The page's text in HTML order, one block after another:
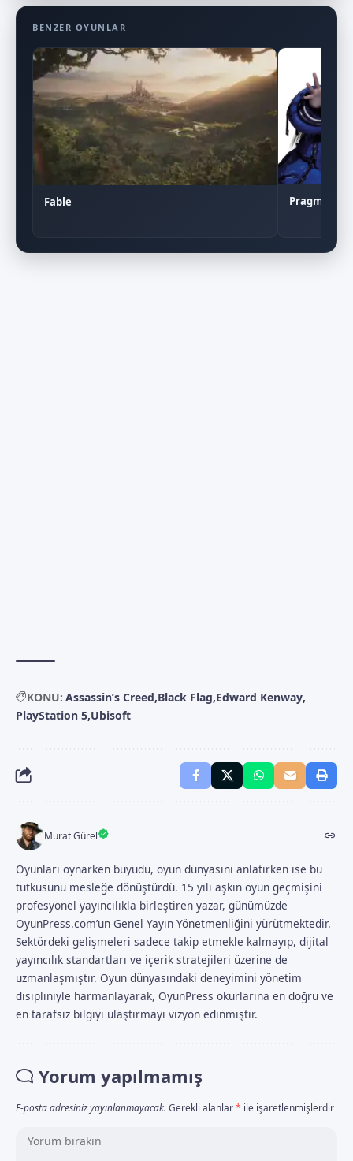
BENZER OYUNLAR
Fable Pragmata
KONU: Assassin’s Creed Black Flag Edward Kenway
PlayStation 5 Ubisoft
Murat Gürel
Oyunları oynarken büyüdü, oyun dünyasını anlatırken ise bu
tutkusunu mesleğe dönüştürdü. 15 yılı aşkın oyun geçmişini
profesyonel yayıncılıkla birleştiren yazar, günümüzde
OyunPress.com’un Genel Yayın Yönetmenliğini yürütmektedir.
Sektördeki gelişmeleri sadece takip etmekle kalmayıp, dijital
yayıncılık standartları ve içerik stratejileri üzerine de
uzmanlaşmıştır. Oyun dünyasındaki deneyimini yönetim
disipliniyle harmanlayarak, OyunPress okurlarına en doğru ve
en tarafsız bilgiyi ulaştırmayı vizyon edinmiştir.
Yorum yapılmamış
E-posta adresiniz yayınlanmayacak. Gerekli alanlar* ile işaretlenmişlerdir